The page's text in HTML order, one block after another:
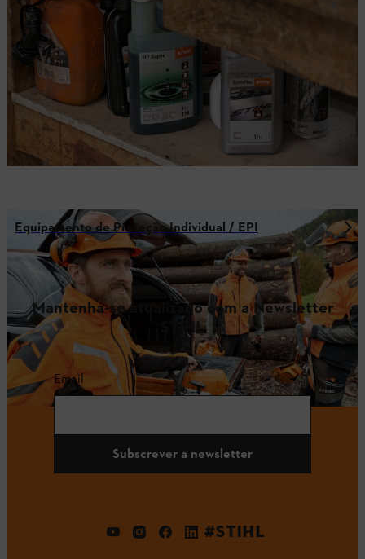
Equipamento de Proteção Individual / EPI
Mantenha-se atualizado com a Newsletter
STIHL
Email
Subscrever a newsletter
#STIHL